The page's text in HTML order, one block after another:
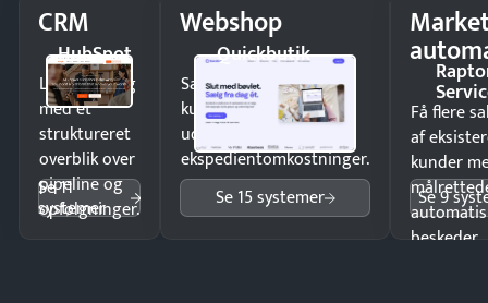
CRM
HubSpot
Luk flere salg
med et
struktureret
overblik over
pipeline og
opfølgninger.
Se 11
systemer
Webshop
Quickbutik
Sælg produkter 24/7 til
kunder i hele landet
uden
ekspedientomkostninger.
Se 15 systemer
Få flere
af
kunder
beskeder.
Se 9